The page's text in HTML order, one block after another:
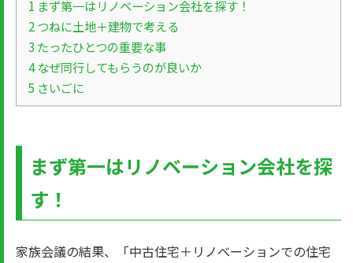
1 まず第一はリノベーション会社を探す！
2つねに土地＋建物で考える
3 たったひとつの重要な事
4なぜ同行してもらうのが良いか
5 さいごに
まず第一はリノベーション会社を探
す！
家族会議の結果、「中古住宅＋リノベーションでの住宅